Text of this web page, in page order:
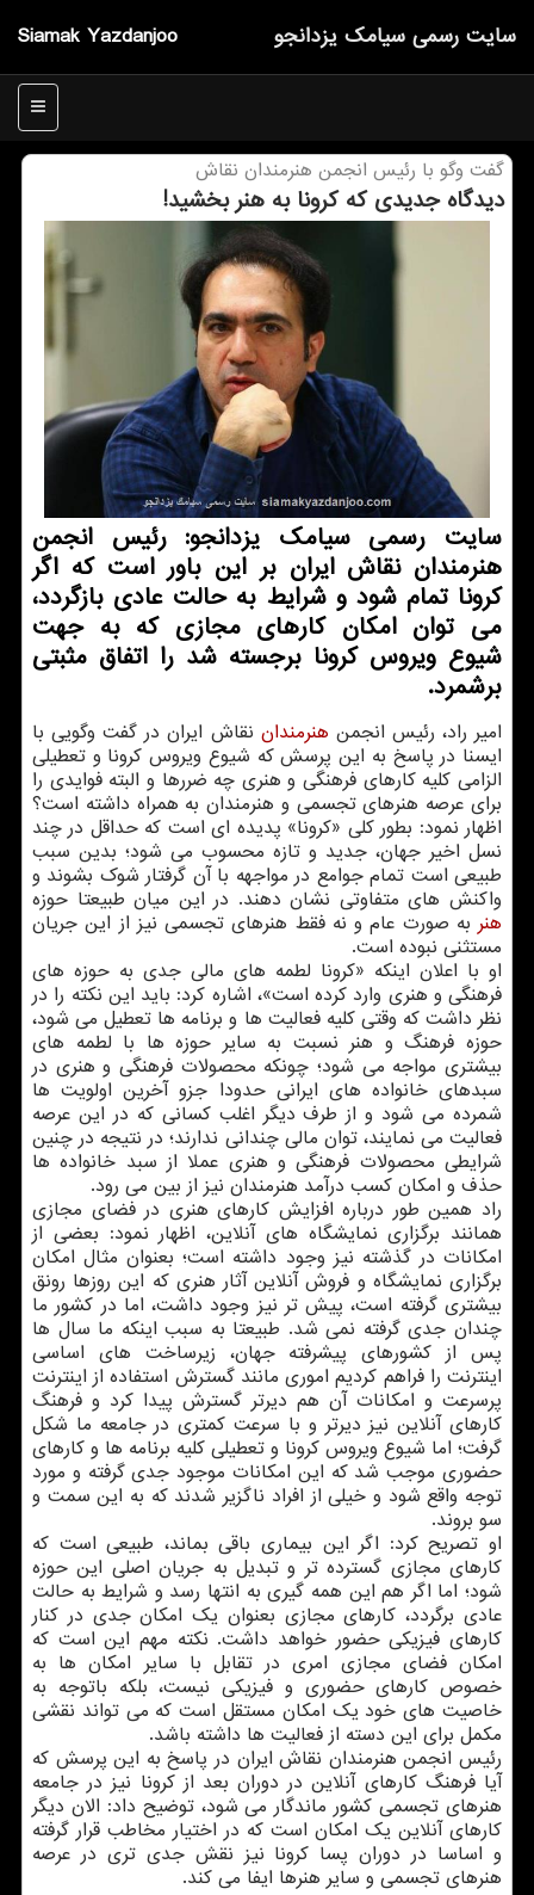
Siamak Yazdanjoo سایت رسمی سیامك یزدانجو
منو
گفت وگو با رئیس انجمن هنرمندان نقاش
دیدگاه جدیدی كه كرونا به هنر بخشید!
سایت رسمی سیامك یزدانجو: رئیس انجمن
هنرمندان نقاش ایران بر این باور است كه اگر
كرونا تمام شود و شرایط به حالت عادی بازگردد،
می توان امكان كارهای مجازی كه به جهت
شیوع ویروس كرونا برجسته شد را اتفاق مثبتی
برشمرد.
امیر راد، رئیس انجمن هنرمندان نقاش ایران در گفت وگویی با
ایسنا در پاسخ به این پرسش که شیوع ویروس کرونا و تعطیلی
الزامی کلیه کارهای فرهنگی و هنری چه ضررها و البته فوایدی را
برای عرصه هنرهای تجسمی و هنرمندان به همراه داشته است؟
اظهار نمود: بطور کلی «کرونا» پدیده ای است که حداقل در چند
نسل اخیر جهان، جدید و تازه محسوب می شود؛ بدین سبب
طبیعی است تمام جوامع در مواجهه با آن گرفتار شوک بشوند و
واکنش های متفاوتی نشان دهند. در این میان طبیعتا حوزه
هنر به صورت عام و نه فقط هنرهای تجسمی نیز از این جریان
مستثنی نبوده است.
او با اعلان اینکه «کرونا لطمه های مالی جدی به حوزه های
فرهنگی و هنری وارد کرده است»، اشاره کرد: باید این نکته را در
نظر داشت که وقتی کلیه فعالیت ها و برنامه ها تعطیل می شود،
حوزه فرهنگ و هنر نسبت به سایر حوزه ها با لطمه های
بیشتری مواجه می شود؛ چونکه محصولات فرهنگی و هنری در
سبدهای خانواده های ایرانی حدودا جزو آخرین اولویت ها
شمرده می شود و از طرف دیگر اغلب کسانی که در این عرصه
فعالیت می نمایند، توان مالی چندانی ندارند؛ در نتیجه در چنین
شرایطی محصولات فرهنگی و هنری عملا از سبد خانواده ها
حذف و امکان کسب درآمد هنرمندان نیز از بین می رود.
راد همین طور درباره افزایش کارهای هنری در فضای مجازی
همانند برگزاری نمایشگاه های آنلاین، اظهار نمود: بعضی از
امکانات در گذشته نیز وجود داشته است؛ بعنوان مثال امکان
برگزاری نمایشگاه و فروش آنلاین آثار هنری که این روزها رونق
بیشتری گرفته است، پیش تر نیز وجود داشت، اما در کشور ما
چندان جدی گرفته نمی شد. طبیعتا به سبب اینکه ما سال ها
پس از کشورهای پیشرفته جهان، زیرساخت های اساسی
اینترنت را فراهم کردیم اموری مانند گسترش استفاده از اینترنت
پرسرعت و امکانات آن هم دیرتر گسترش پیدا کرد و فرهنگ
کارهای آنلاین نیز دیرتر و با سرعت کمتری در جامعه ما شکل
گرفت؛ اما شیوع ویروس کرونا و تعطیلی کلیه برنامه ها و کارهای
حضوری موجب شد که این امکانات موجود جدی گرفته و مورد
توجه واقع شود و خیلی از افراد ناگزیر شدند که به این سمت و
سو بروند.
او تصریح کرد: اگر این بیماری باقی بماند، طبیعی است که
کارهای مجازی گسترده تر و تبدیل به جریان اصلی این حوزه
شود؛ اما اگر هم این همه گیری به انتها رسد و شرایط به حالت
عادی برگردد، کارهای مجازی بعنوان یک امکان جدی در کنار
کارهای فیزیکی حضور خواهد داشت. نکته مهم این است که
امکان فضای مجازی امری در تقابل با سایر امکان ها به
خصوص کارهای حضوری و فیزیکی نیست، بلکه باتوجه به
خاصیت های خود یک امکان مستقل است که می تواند نقشی
مکمل برای این دسته از فعالیت ها داشته باشد.
رئیس انجمن هنرمندان نقاش ایران در پاسخ به این پرسش که
آیا فرهنگ کارهای آنلاین در دوران بعد از کرونا نیز در جامعه
هنرهای تجسمی کشور ماندگار می شود، توضیح داد: الان دیگر
کارهای آنلاین یک امکان است که در اختیار مخاطب قرار گرفته
و اساسا در دوران پسا کرونا نیز نقش جدی تری در عرصه
هنرهای تجسمی و سایر هنرها ایفا می کند.